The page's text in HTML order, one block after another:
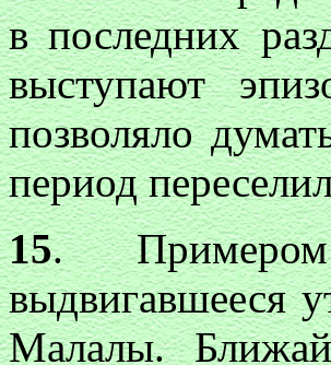
в последних
выступают
позволяло
период
15. Примером
выдвигавшееся
Малалы.